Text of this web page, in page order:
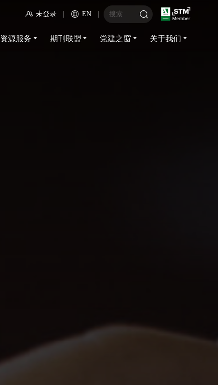
未登录 EN
资源服务
期刊联盟
党建之窗
关于我们